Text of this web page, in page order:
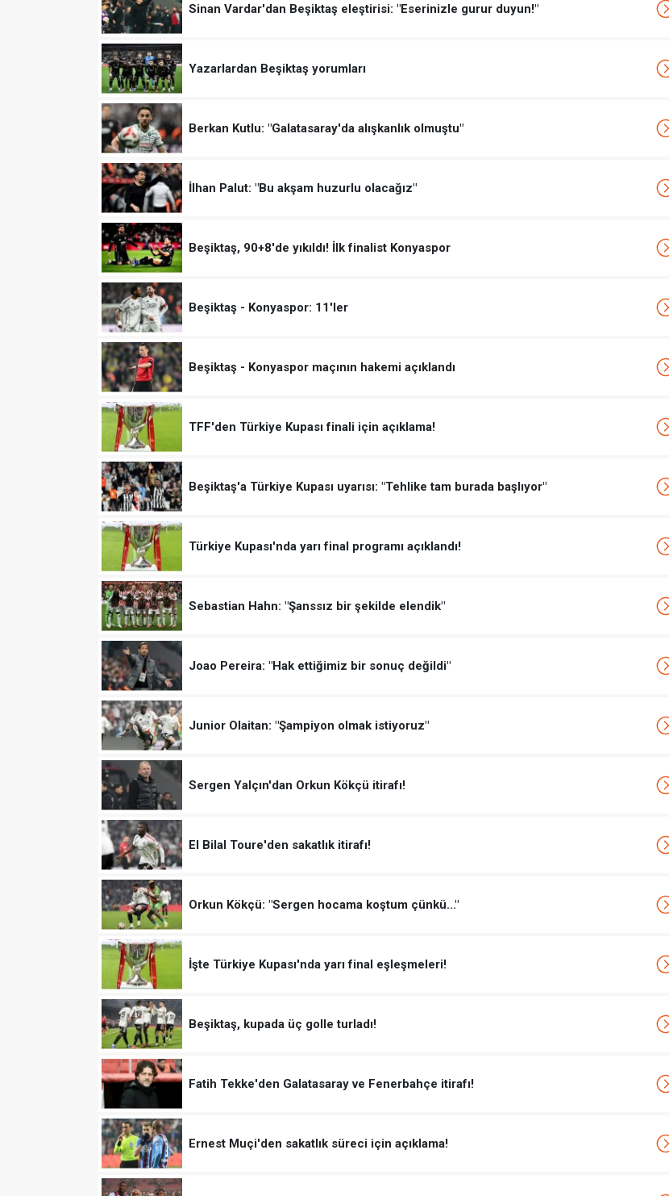
Sinan Vardar'dan Beşiktaş eleştirisi: "Eserinizle gurur duyun!"
Yazarlardan Beşiktaş yorumları
Berkan Kutlu: "Galatasaray'da alışkanlık olmuştu"
İlhan Palut: "Bu akşam huzurlu olacağız"
Beşiktaş, 90+8'de yıkıldı! İlk finalist Konyaspor
Beşiktaş - Konyaspor: 11'ler
Beşiktaş - Konyaspor maçının hakemi açıklandı
TFF'den Türkiye Kupası finali için açıklama!
Beşiktaş'a Türkiye Kupası uyarısı: "Tehlike tam burada başlıyor"
Türkiye Kupası'nda yarı final programı açıklandı!
Sebastian Hahn: "Şanssız bir şekilde elendik"
Joao Pereira: "Hak ettiğimiz bir sonuç değildi"
Junior Olaitan: "Şampiyon olmak istiyoruz"
Sergen Yalçın'dan Orkun Kökçü itirafı!
El Bilal Toure'den sakatlık itirafı!
Orkun Kökçü: "Sergen hocama koştum çünkü..."
İşte Türkiye Kupası'nda yarı final eşleşmeleri!
Beşiktaş, kupada üç golle turladı!
Fatih Tekke'den Galatasaray ve Fenerbahçe itirafı!
Ernest Muçi'den sakatlık süreci için açıklama!